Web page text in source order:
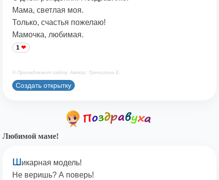
Мама, светлая моя.
Только, счастья пожелаю!
Мамочка, любимая.
1
© Принадлежит сайту. Автор: Треногина Е.
Создать открытку
Любимой маме!
Шикарная модель!
Не веришь? А поверь!